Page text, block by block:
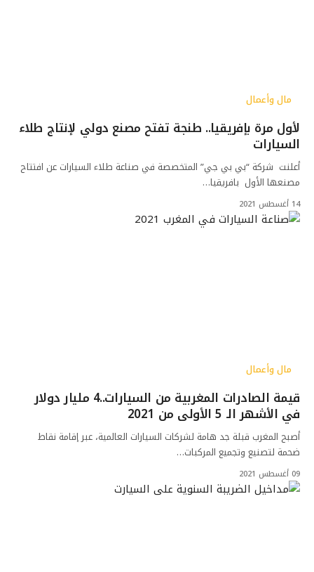
مال وأعمال
لأول مرة بإفريقيا.. طنجة تفتح مصنع دولي لإنتاج طلاء
السيارات
أعلنت شركة “بي بي جي” المتخصصة في صناعة طلاء السيارات عن افتتاح
مصنعها الأول بافريقيا…
14 أغسطس 2021
مال وأعمال
قيمة الصادرات المغربية من السيارات..4 مليار دولار
في الأشهر الـ 5 الأولى من 2021
أصبح المغرب قبلة جد هامة لشركات السيارات العالمية، عبر إقامة نقاط
ضحمة لتصنيع وتجميع المركبات…
09 أغسطس 2021